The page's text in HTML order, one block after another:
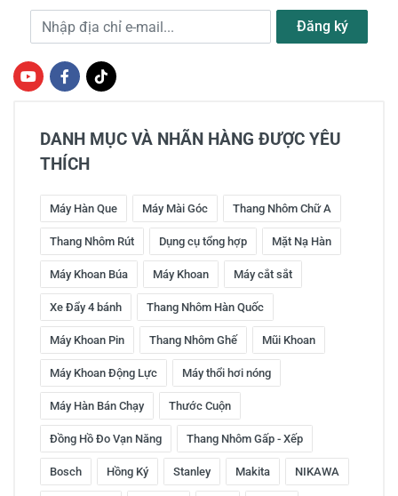
Địa chỉ e-mail Đăng ký
DANH MỤC VÀ NHÃN HÀNG ĐƯỢC YÊU
THÍCH
Máy Hàn Que Máy Mài Góc Thang Nhôm Chữ A
Thang Nhôm Rút Dụng cụ tổng hợp Mặt Nạ Hàn
Máy Khoan Búa Máy Khoan Máy cắt sắt
Xe Đẩy 4 bánh Thang Nhôm Hàn Quốc
Máy Khoan Pin Thang Nhôm Ghế Mũi Khoan
Máy Khoan Động Lực Máy thổi hơi nóng
Máy Hàn Bán Chạy Thước Cuộn
Đồng Hồ Đo Vạn Năng Thang Nhôm Gấp - Xếp
Bosch Hồng Ký Stanley Makita NIKAWA